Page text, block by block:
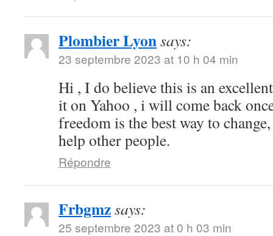
Plombier Lyonsays:
23 septembre 2023 at 10 h 04 min
Hi , I do believe this is an
it on Yahoo , i will come back
freedom is the best way to
help other people.
Répondre
Frbgmzsays:
25 septembre 2023 at 0 h 03 min